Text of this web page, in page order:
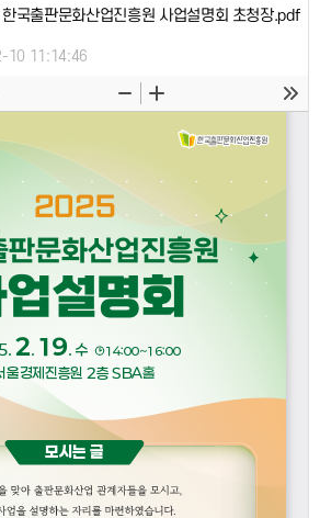
국출판문화산업진흥원 사업설명회 초청장.pdf
10 11:14:46